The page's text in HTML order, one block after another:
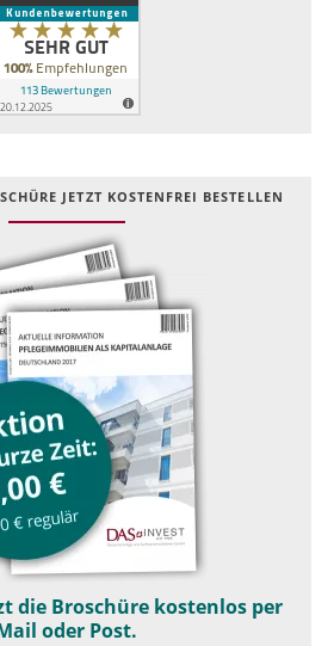
JETZT KOSTEN­FREI BESTELLEN
die Broschüre kostenlos per
oder Post.